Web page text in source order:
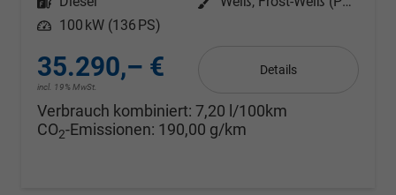
Leistung 100 kW (136 PS)
35.290,– €
incl. 19% MwSt.
Details
Verbrauch kombiniert: 7,20 l/100km
CO2-Emissionen: 190,00 g/km